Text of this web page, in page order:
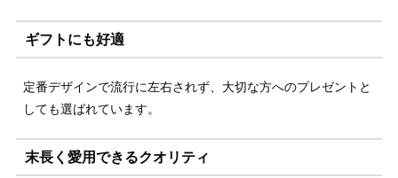
ギフトにも好適
定番デザインで流行に左右されず、大切な方へのプレゼントと
しても選ばれています。
末長く愛用できるクオリティ